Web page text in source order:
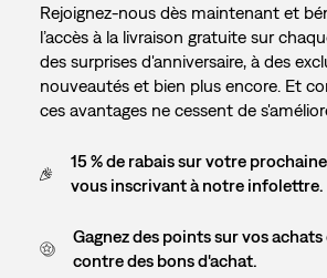
Rejoignez-nous dès maintenant et
l’accès à la livraison gratuite sur
des surprises d'anniversaire, à des
nouveautés et bien plus encore. Et
ces avantages ne cessent de
15 % de rabais sur votre
vous inscrivant à notre infolettre.
Gagnez des points sur vos
contre des bons d'achat.